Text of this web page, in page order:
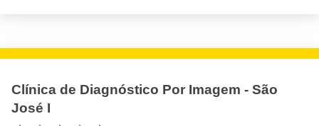
Clínica de Diagnóstico Por Imagem - São
José I